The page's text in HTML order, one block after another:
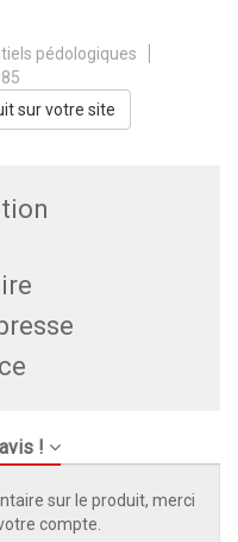
pédologiques
sur votre site
!
sur le produit, merci
compte.